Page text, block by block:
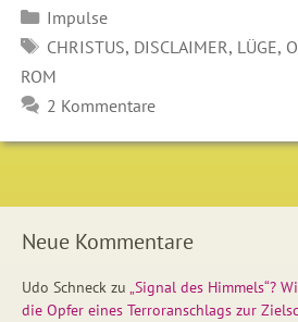
Kategorien
Impulse
SCHLAGWÖRTER
CHRISTUS, DISCLAIMER, LÜGE,
ROM
2 Kommentare
Neue Kommentare
Udo Schneck zu „Signal des Himmels“?
die Opfer eines Terroranschlags zur